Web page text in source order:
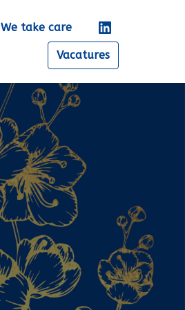
We take care
Vacatures